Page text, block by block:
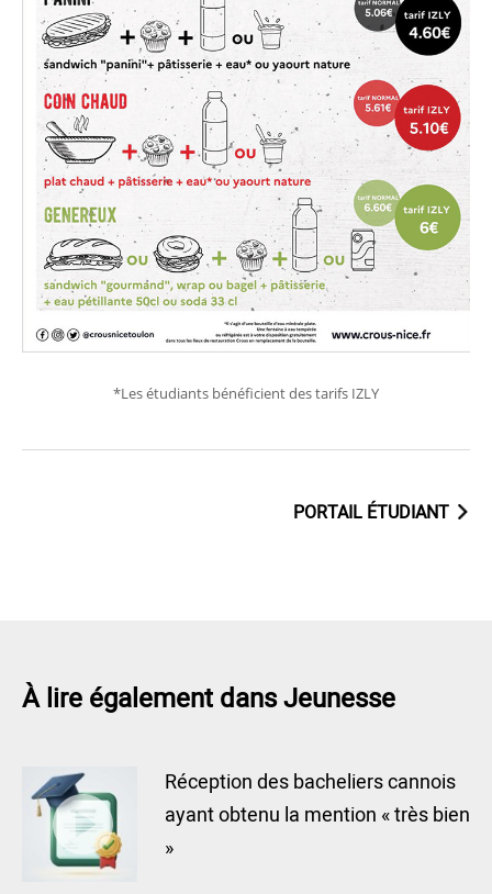
*Les étudiants bénéficient des tarifs IZLY
PORTAIL ÉTUDIANT
À lire également dans Jeunesse
Réception des bacheliers cannois
ayant obtenu la mention « très bien
»